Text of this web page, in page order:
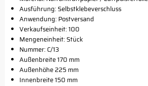
Ausführung: Selbstklebeverschluss
Anwendung: Postversand
Verkaufseinheit: 100
Mengeneinheit: Stück
Nummer: C/13
Außenbreite 170 mm
Außenhöhe 225 mm
Innenbreite 150 mm